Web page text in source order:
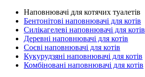
Наповнювачі для котячих туалетів
Бентонітові наповнювачі для котів
Силікагелеві наповнювачі для котів
Деревні наповнювачі для котів
Соєві наповнювачі для котів
Кукурудзяні наповнювачі для котів
Комбіновані наповнювачі для котів